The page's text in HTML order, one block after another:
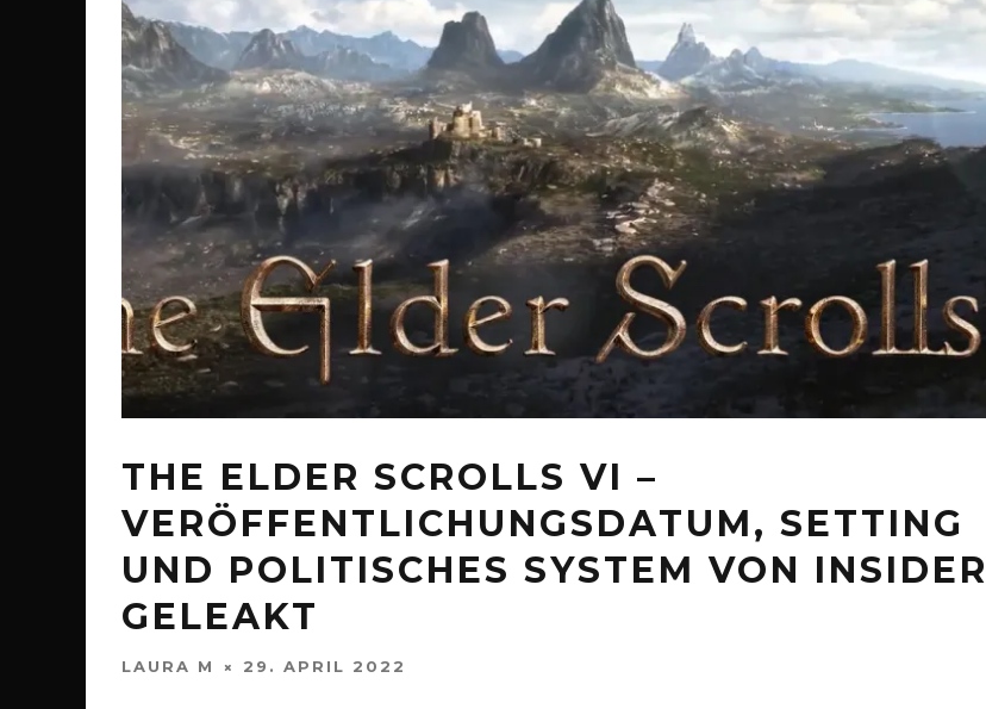
THE ELDER SCROLLS VI –
VERÖFFENTLICHUNGSDATUM, SETTING
UND POLITISCHES SYSTEM VON INSIDER
GELEAKT
LAURA M 29. APRIL 2022